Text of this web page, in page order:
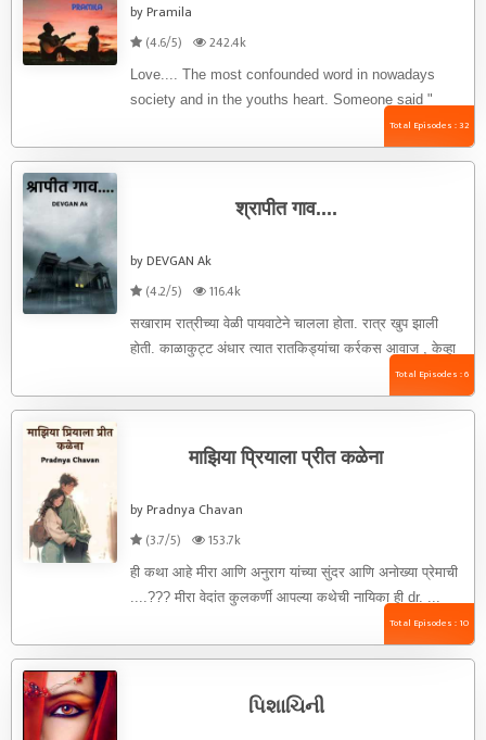
by Pramila
(4.6/5)
242.4k
Love.... The most confounded word in nowadays
society and in the youths heart. Someone said "
Total Episodes : 32
श्रापीत गाव....
by DEVGAN Ak
(4.2/5)
116.4k
सखाराम रात्रीच्या वेळी पायवाटेने चालला होता. रात्र खुप झाली
होती. काळाकुट्ट अंधार त्यात रातकिड्यांचा कर्रकस आवाज , केव्हा
Total Episodes : 6
माझिया प्रियाला प्रीत कळेना
by Pradnya Chavan
(3.7/5)
153.7k
ही कथा आहे मीरा आणि अनुराग यांच्या सुंदर आणि अनोख्या प्रेमाची
....??? मीरा वेदांत कुलकर्णी आपल्या कथेची नायिका ही dr. ...
Total Episodes : 10
પિશાચિની